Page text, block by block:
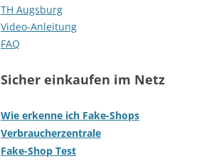
TH Augsburg
Video-Anleitung
FAQ
Sicher einkaufen im Netz
Wie erkenne ich Fake-Shops
Verbraucherzentrale
Fake-Shop Test